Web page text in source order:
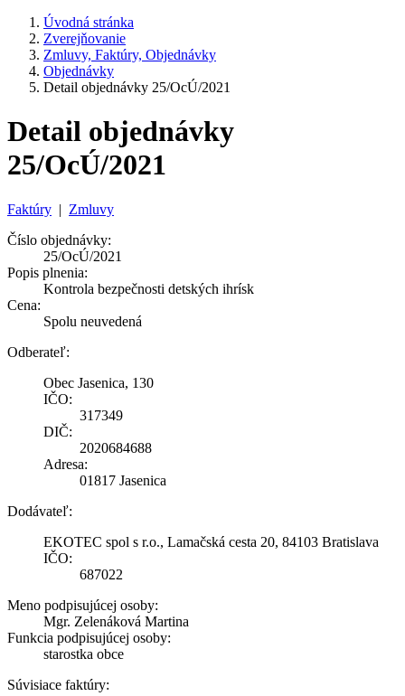
Úvodná stránka
Zverejňovanie
Zmluvy, Faktúry, Objednávky
Objednávky
Detail objednávky 25/OcÚ/2021
Detail objednávky
25/OcÚ/2021
Faktúry | Zmluvy
Číslo objednávky:
25/OcÚ/2021
Popis plnenia:
Kontrola bezpečnosti detských ihrísk
Cena:
Spolu neuvedená
Odberateľ:
Obec Jasenica, 130
IČO:
317349
DIČ:
2020684688
Adresa:
01817 Jasenica
Dodávateľ:
EKOTEC spol s r.o., Lamačská cesta 20, 84103 Bratislava
IČO:
687022
Meno podpisujúcej osoby:
Mgr. Zelenáková Martina
Funkcia podpisujúcej osoby:
starostka obce
Súvisiace faktúry: